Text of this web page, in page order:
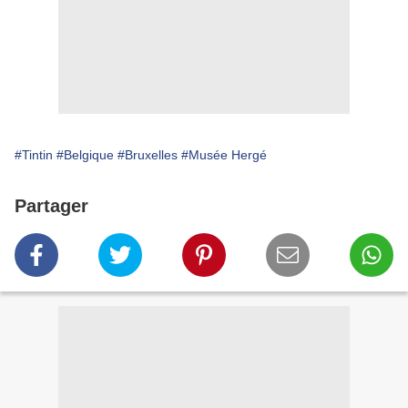
#Tintin #Belgique #Bruxelles #Musée Hergé
Partager